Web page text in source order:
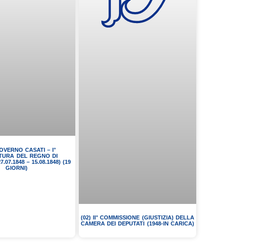
CASATI – I°
DEL REGNO DI
– 15.08.1848) (19
GIORNI)
(02) II° COMMISSIONE (GIUSTIZIA) DELLA
CAMERA DEI DEPUTATI (1948-IN CARICA)